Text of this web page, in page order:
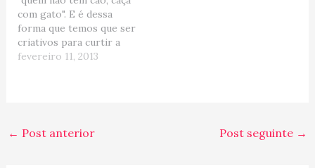
com gato". E é dessa
forma que temos que ser
criativos para curtir a
época do carnaval no
estamos no alto inverno
no meu congelador,…
fevereiro 11, 2013
← Post anterior Post seguinte →